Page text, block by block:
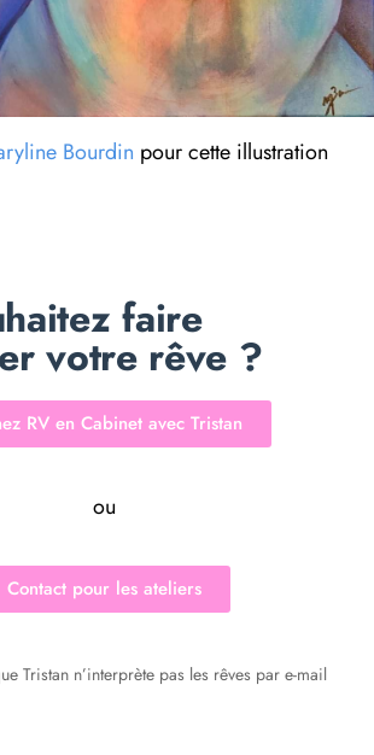
Bourdin pour cette illustration
faire
votre rêve ?
RV en Cabinet avec Tristan
ou
Contact pour les ateliers
Tristan n’interprète pas les rêves par e-mail